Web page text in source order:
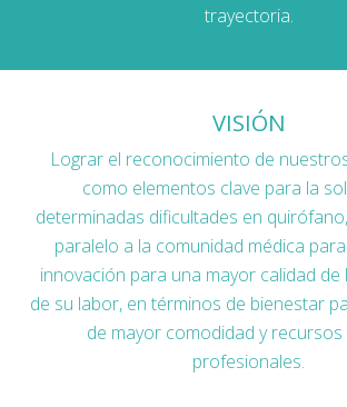
trayectoria.
VISIÓN
Lograr el reconocimiento de
como elementos clave para la
determinadas dificultades en
paralelo a la comunidad médica
innovación para una mayor calidad
de su labor, en términos de bienestar
de mayor comodidad y
profesionales.